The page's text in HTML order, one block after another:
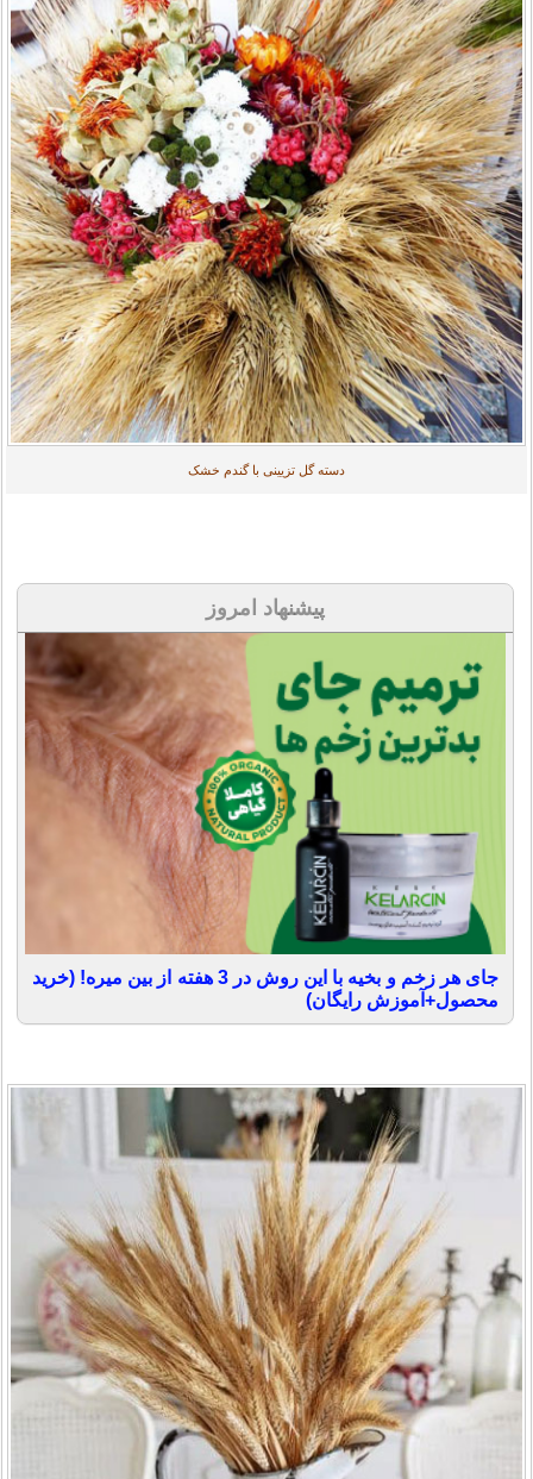
دسته گل تزیینی با گندم خشک
پیشنهاد امروز
جای هر زخم و بخیه با این روش در 3 هفته از بین میره! (خرید
محصول+آموزش رایگان)